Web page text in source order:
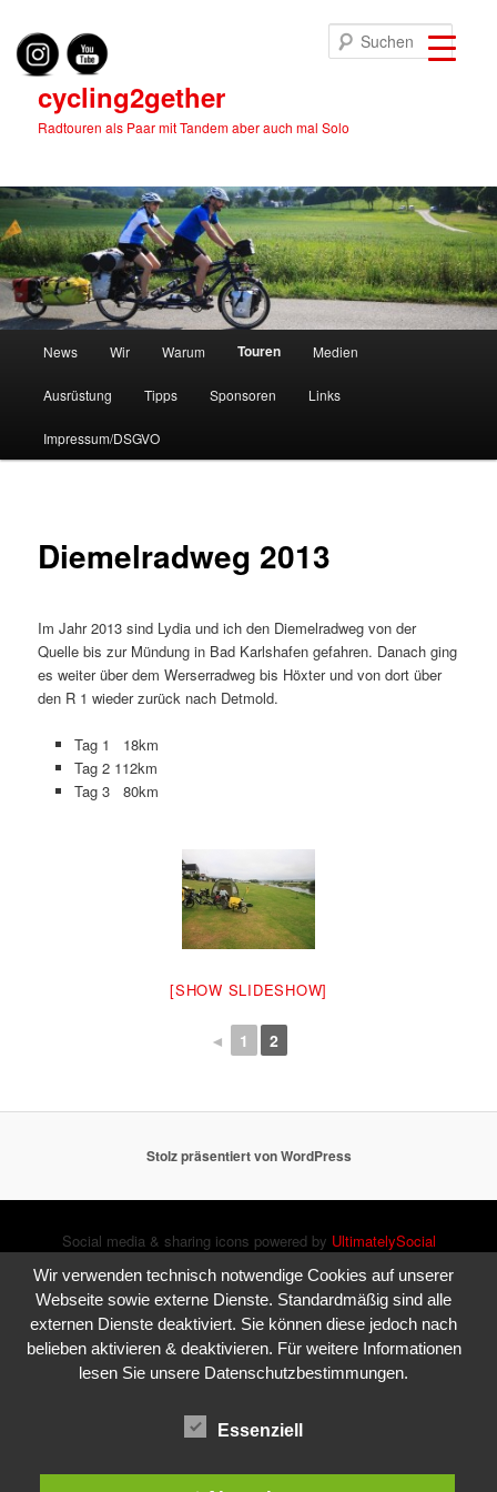
primären
Inhalt
springencycling2gether
Radtouren als Paar mit Tandem aber auch mal Solo
News Wir Warum Touren Medien
Ausrüstung Tipps Sponsoren Links
Impressum/DSGVO
Diemelradweg 2013
Im Jahr 2013 sind Lydia und ich den Diemelradweg von der
Quelle bis zur Mündung in Bad Karlshafen gefahren. Danach ging
es weiter über dem Werserradweg bis Höxter und von dort über
den R 1 wieder zurück nach Detmold.
Tag 1 18km
Tag 2 112km
Tag 3 80km
[SHOW SLIDESHOW]
◄ 1 2
Stolz präsentiert von WordPress
Social media & sharing icons powered by UltimatelySocial
Wir verwenden technisch notwendige Cookies auf unserer
Webseite sowie externe Dienste. Standardmäßig sind alle
externen Dienste deaktiviert. Sie können diese jedoch nach
belieben aktivieren & deaktivieren. Für weitere Informationen
lesen Sie unsere Datenschutzbestimmungen.
Essenziell